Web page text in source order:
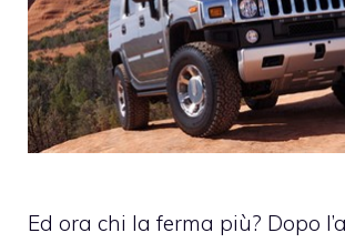
Ed ora chi la ferma più? Dopo